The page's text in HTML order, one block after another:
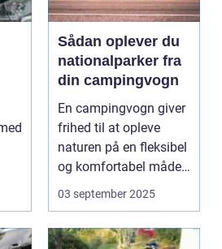
Sådan oplever du
nationalparker fra
din campingvogn
En campingvogn giver
frihed til at opleve
naturen på en fleksibel
og komfortabel måde.
N...
03 september 2025